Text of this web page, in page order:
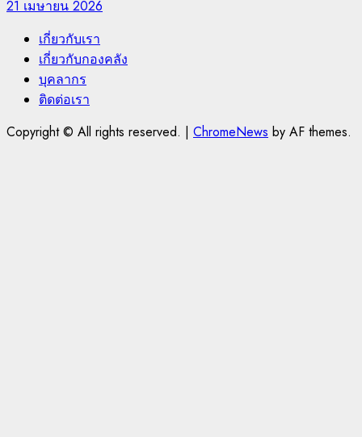
21 เมษายน 2026
เกี่ยวกับเรา
เกี่ยวกับกองคลัง
บุคลากร
ติดต่อเรา
Copyright © All rights reserved. | ChromeNews by AF themes.